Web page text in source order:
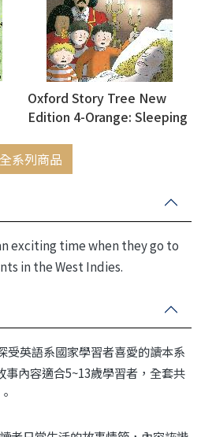
Oxford Story Tree New
Edition 4-Orange: Sleeping
系列商品
exciting time when they go to
in the West Indies.
受英語系國家學習者喜愛的讀本系
內容適合5~13歲學習者，全套共